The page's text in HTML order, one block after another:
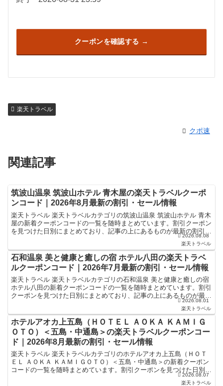
クーポンを確認する
楽天トラベル
クポ速
関連記事
筑波山温泉 筑波山ホテル 青木屋の楽天トラベルクーポ
ンコード｜2026年8月最新の割引・セール情報
楽天トラベル 楽天トラベルカテゴリの筑波山温泉 筑波山ホテル 青木
屋の新着クーポンコードの一覧を随時まとめています。割引クーポン
を見つけた日別にまとめており、記事の上にあるものが最新の割引ク
ーポンになります。ホテル・旅館宿泊の予約などで使え...
2026.08.08
楽天トラベル
石和温泉 美と健康と癒しの宿 ホテル八田の楽天トラベ
ルクーポンコード｜2026年7月最新の割引・セール情報
楽天トラベル 楽天トラベルカテゴリの石和温泉 美と健康と癒しの宿
ホテル八田の新着クーポンコードの一覧を随時まとめています。割引
クーポンを見つけた日別にまとめており、記事の上にあるものが最新
の割引クーポンになります。ホテル・旅館宿泊の予約な... 2026.08.01
楽天トラベル
ホテルアオカ上五島（ＨＯＴＥＬ ＡＯＫＡ ＫＡＭＩＧ
ＯＴＯ）＜五島・中通島＞の楽天トラベルクーポンコー
ド｜2026年8月最新の割引・セール情報
楽天トラベル 楽天トラベルカテゴリのホテルアオカ上五島（ＨＯＴ
ＥＬ ＡＯＫＡ ＫＡＭＩＧＯＴＯ）＜五島・中通島＞の新着クーポン
コードの一覧を随時まとめています。割引クーポンを見つけた日別に
まとめており、記事の上にあるものが最新の割引クーポン...2026.08.07
楽天トラベル